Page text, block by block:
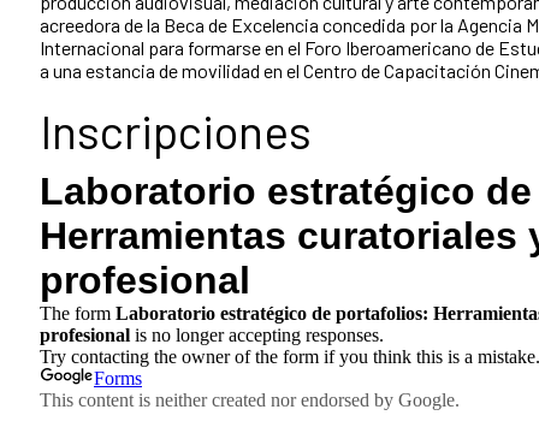
acreedora de la Beca de Excelencia concedida por la Agencia
Internacional para formarse en el Foro Iberoamericano de
a una estancia de movilidad en el Centro de Capacitación
Inscripciones